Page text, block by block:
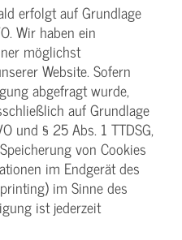
erfolgt auf Grundlage
Wir haben ein
möglichst
Website. Sofern
abgefragt wurde,
auf Grundlage
und § 25 Abs. 1 TTDSG,
von Cookies
im Endgerät des
im Sinne des
ist jederzeit